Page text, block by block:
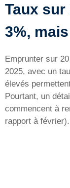
Taux sur
3%,
Emprunter sur
2025, avec un
élevés
Pourtant, un
commencent à
rapport à février).